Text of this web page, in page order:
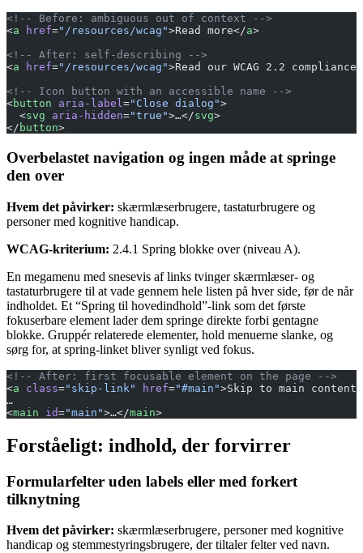
<!-- Before: ambiguous out of context -->
<a href="/resources/wcag">Read more</a>
<!-- After: self-describing -->
<a href="/resources/wcag">Read our WCAG 2.2
<!-- Icon button with an accessible name -->
<button aria-label="Close dialog">
  <
svg aria-hidden="true">…</svg>
</ button>
Overbelastet navigation og ingen måde at springe
den over
Hvem det påvirker: skærmlæserbrugere, tastaturbrugere og
personer med kognitive handicap.
WCAG-kriterium: 2.4.1 Spring blokke over (niveau A).
En megamenu med snesevis af links tvinger skærmlæser- og
tastaturbrugere til at vade gennem hele listen på hver side, før de når
indholdet. Et “Spring til hovedindhold”-link som det første
fokuserbare element lader dem springe direkte forbi gentagne
blokke. Gruppér relaterede elementer, hold menuerne slanke, og
sørg for, at spring-linket bliver synligt ved fokus.
<!-- After: first focusable element on the page -->
<a class="skip-link" href="#main">Skip to main
…
<main id="main">…</main>
Forståeligt: indhold, der forvirrer
Formularfelter uden labels eller med forkert
tilknytning
Hvem det påvirker: skærmlæserbrugere, personer med kognitive
handicap og stemmestyringsbrugere, der tiltaler felter ved navn.